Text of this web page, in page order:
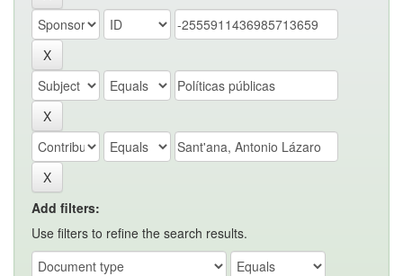
Add filters:
Use filters to refine the search results.